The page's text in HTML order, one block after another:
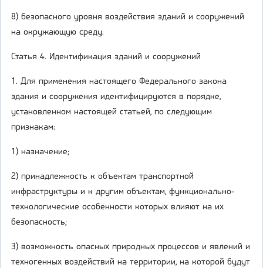
8) безопасного уровня воздействия зданий и сооружений
на окружающую среду.
Статья 4. Идентификация зданий и сооружений
1. Для применения настоящего Федерального закона
здания и сооружения идентифицируются в порядке,
установленном настоящей статьей, по следующим
признакам:
1) назначение;
2) принадлежность к объектам транспортной
инфраструктуры и к другим объектам, функционально-
технологические особенности которых влияют на их
безопасность;
3) возможность опасных природных процессов и явлений и
техногенных воздействий на территории, на которой будут